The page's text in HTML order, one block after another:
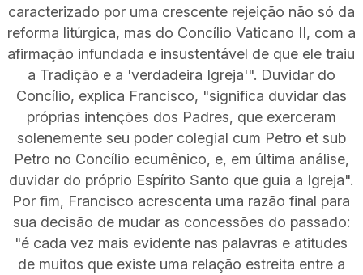
caracterizado por uma crescente rejeição não só da
reforma litúrgica, mas do Concílio Vaticano II, com a
afirmação infundada e insustentável de que ele traiu
a Tradição e a 'verdadeira Igreja'". Duvidar do
Concílio, explica Francisco, "significa duvidar das
próprias intenções dos Padres, que exerceram
solenemente seu poder colegial cum Petro et sub
Petro no Concílio ecumênico, e, em última análise,
duvidar do próprio Espírito Santo que guia a Igreja".
Por fim, Francisco acrescenta uma razão final para
sua decisão de mudar as concessões do passado:
"é cada vez mais evidente nas palavras e atitudes
de muitos que existe uma relação estreita entre a